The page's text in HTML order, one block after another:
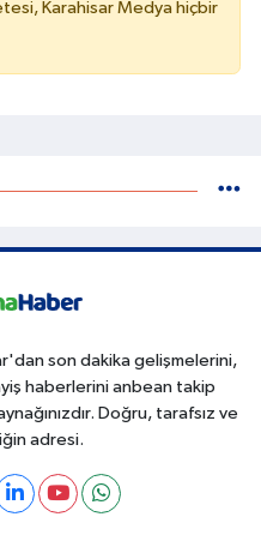
Karahisar Medya hiçbir
son dakika gelişmelerini,
haberlerini anbean takip
Doğru, tarafsız ve
adresi.